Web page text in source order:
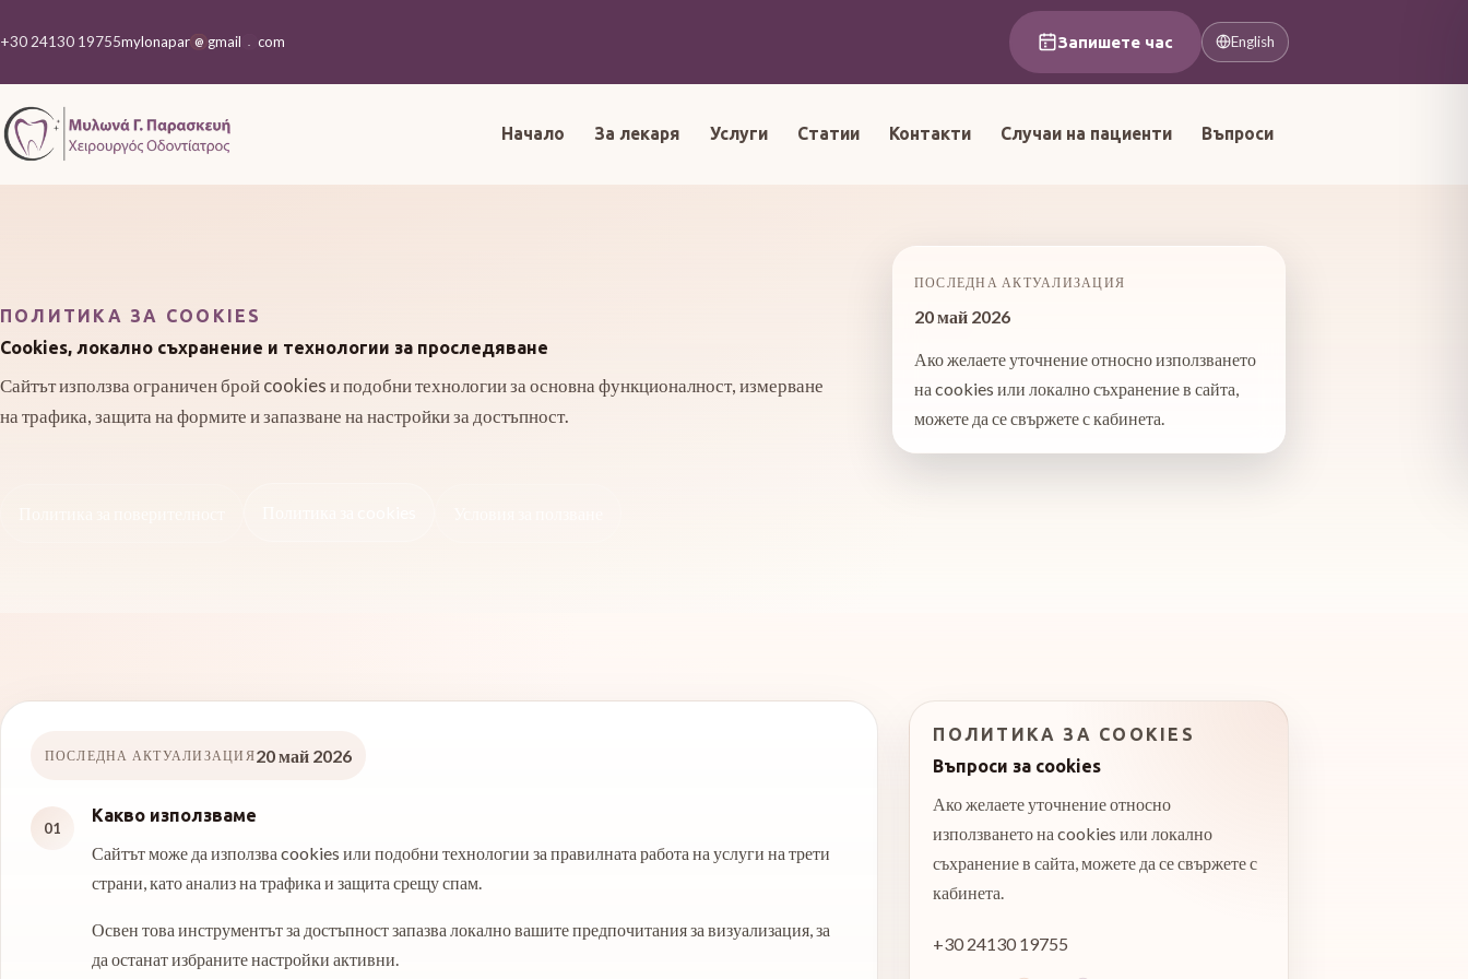
+30 24130 19755mylonapar @ gmail com Запишете час English
Начало За лекаря Услуги Статии Контакти Случаи на пациенти Въпроси
ПОЛИТИКА ЗА COOKIES
Cookies, локално съхранение и технологии за проследяване
Сайтът използва ограничен брой cookies и подобни технологии за основна функционалност, измерване
на трафика, защита на формите и запазване на настройки за достъпност.
ПОСЛЕДНА АКТУАЛИЗАЦИЯ
20 май 2026
Ако желаете уточнение относно използването
на cookies или локално съхранение в сайта,
можете да се свържете с кабинета.
ПОСЛЕДНА АКТУАЛИЗАЦИЯ20 май 2026
01
Какво използваме
Сайтът може да използва cookies или подобни технологии за правилната работа на услуги на трети
страни, като анализ на трафика и защита срещу спам.
Освен това инструментът за достъпност запазва локално вашите предпочитания за визуализация, за
да останат избраните настройки активни.
ПОЛИТИКА ЗА COOKIES
Въпроси за cookies
Ако желаете уточнение относно
използването на cookies или локално
съхранение в сайта, можете да се свържете с
кабинета.
+30 24130 19755